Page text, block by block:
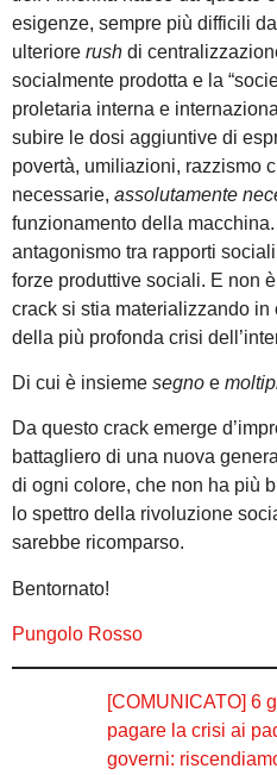
esigenze, sempre più difficili
ulteriore rush di
socialmente prodotta e la
proletaria interna e
subire le dosi aggiuntive di
povertà, umiliazioni, razzismo
necessarie, assolutamente
funzionamento della
antagonismo tra rapporti
forze produttive sociali. E non
crack si stia materializzando
della più profonda crisi
Di cui è insieme segno e
Da questo crack emerge
battagliero di una nuova
di ogni colore, che non ha più
lo spettro della rivoluzione
sarebbe ricomparso.
Bentornato!
Pungolo Rosso
[COMUNICATO] 6
pagare la crisi ai
governi: